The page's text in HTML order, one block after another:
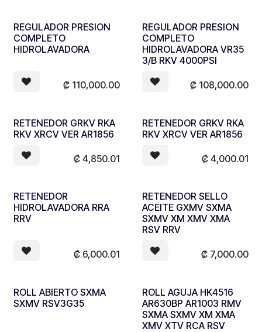
REGULADOR PRESION
COMPLETO
HIDROLAVADORA
₡ 110,000.00
REGULADOR PRESION
COMPLETO
HIDROLAVADORA VR35
3/B RKV 4000PSI
₡ 108,000.00
RETENEDOR GRKV RKA
RKV XRCV VER AR1856
₡ 4,850.01
RETENEDOR GRKV RKA
RKV XRCV VER AR1856
₡ 4,000.01
RETENEDOR
HIDROLAVADORA RRA
RRV
₡ 6,000.01
RETENEDOR SELLO
ACEITE GXMV SXMA
SXMV XM XMV XMA
RSV RRV
₡ 7,000.00
ROLL ABIERTO SXMA
SXMV RSV3G35
ROLL AGUJA HK4516
AR630BP AR1003 RMV
SXMA SXMV XM XMA
XMV XTV RCA RSV